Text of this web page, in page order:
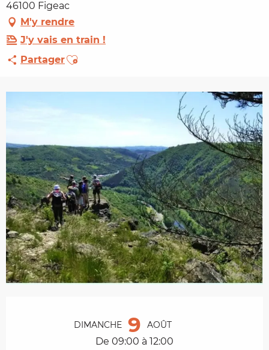
46100 Figeac
M'y rendre
J'y vais en train !
PartagerAjouter aux favoris
DIMANCHE 9 AOÛT
De 09:00 à 12:00